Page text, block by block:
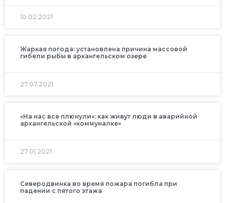
10.02.2021
Жаркая погода: установлена причина массовой
гибели рыбы в архангельском озере
27.07.2021
«На нас все плюнули»: как живут люди в аварийной
архангельской «коммуналке»
27.01.2021
Северодвинка во время пожара погибла при
падении с пятого этажа